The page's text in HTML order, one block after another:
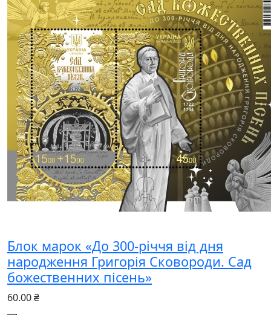
Блок марок «До 300-річчя від дня
народження Григорія Сковороди. Сад
божественних пісень»
60.00 ₴